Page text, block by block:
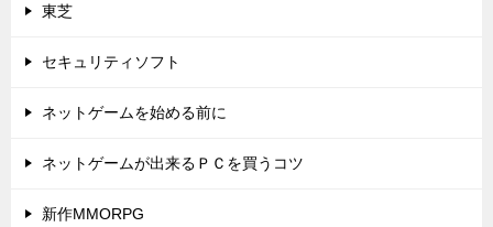
東芝
セキュリティソフト
ネットゲームを始める前に
ネットゲームが出来るＰＣを買うコツ
新作MMORPG